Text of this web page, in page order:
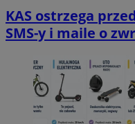
KAS ostrzega
SMS-y i maile o